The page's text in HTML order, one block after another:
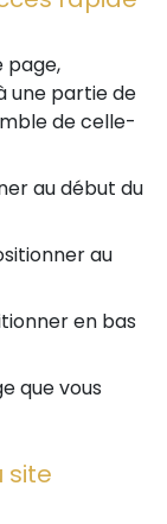
page,
une partie de
de celle-
au début du
au
en bas
que vous
site